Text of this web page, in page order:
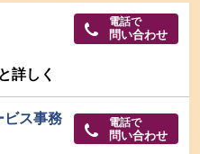
電話で
問い合わせ
詳しく
ビス事務
電話で
問い合わせ